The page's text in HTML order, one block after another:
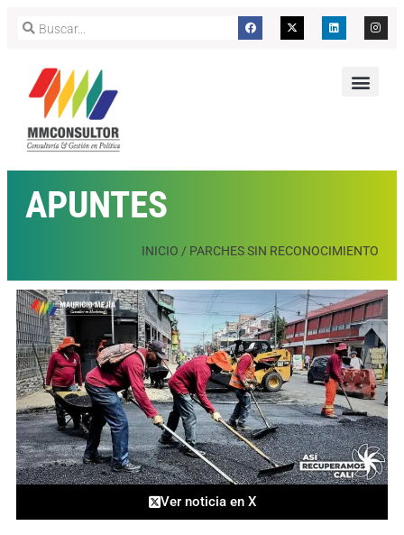
APUNTES
INICIO / PARCHES SIN RECONOCIMIENTO
Ver noticia en X